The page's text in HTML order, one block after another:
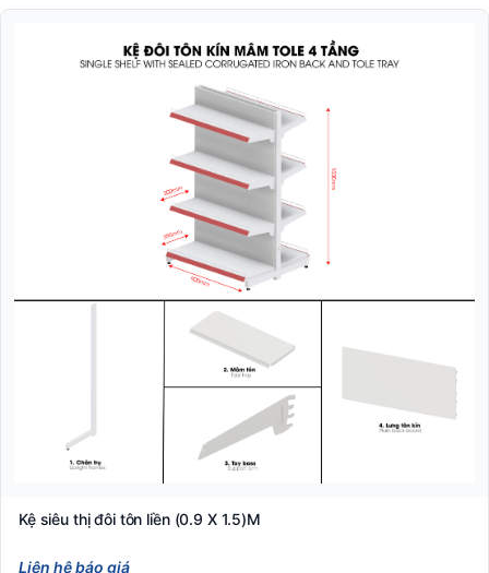
Kệ siêu thị đôi tôn liền (0.9 X 1.5)M
Liên hệ báo giá